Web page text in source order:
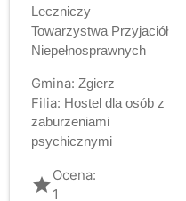
Leczniczy
Towarzystwa Przyjaciół
Niepełnosprawnych
Gmina: Zgierz
Filia: Hostel dla osób z
zaburzeniami
psychicznymi
gradeOcena:
1